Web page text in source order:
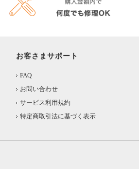
お客さまサポート
FAQ
お問い合わせ
サービス利用規約
特定商取引法に基づく表示